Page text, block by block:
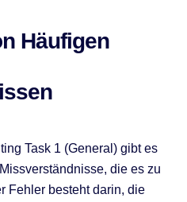
Häufigen
Task 1 (General) gibt es
die es zu
Fehler besteht darin, die